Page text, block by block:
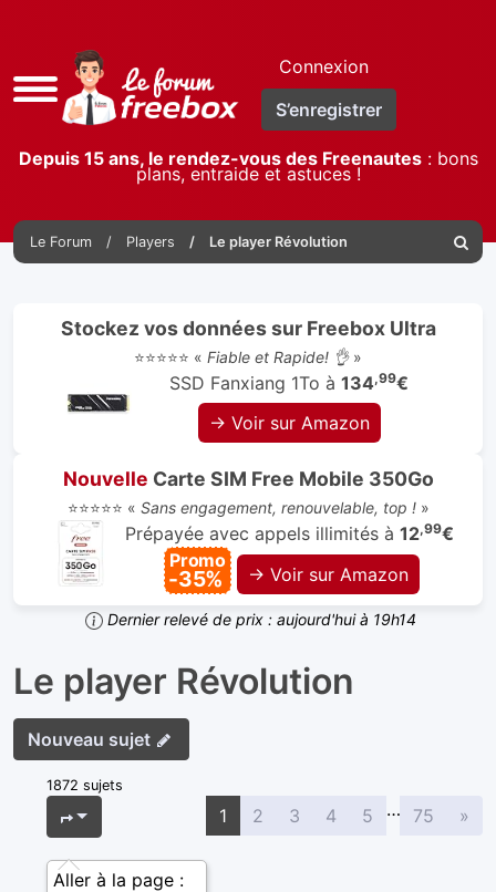
Accès
rapide
Connexion
S’enregistrer
Depuis 15 ans, le rendez-vous des Freenautes: bons
plans, entraide et astuces !
Le Forum Players Le player Révolution
Stockez vos données sur Freebox Ultra
⭐⭐⭐⭐⭐ « Fiable et Rapide! 👌»
SSD Fanxiang 1To à 134,99€
→ Voir sur Amazon
Nouvelle Carte SIM Free Mobile 350Go
⭐⭐⭐⭐⭐ « Sans engagement, renouvelable, top !»
Prépayée avec appels illimités à 12,99€
Promo
-35% → Voir sur Amazon
Dernier relevé de prix : aujourd'hui à 19h14
Le player Révolution
Nouveau sujet
1872 sujets
Page
Aller à la page :
1 2 3 4 5 … 75 »